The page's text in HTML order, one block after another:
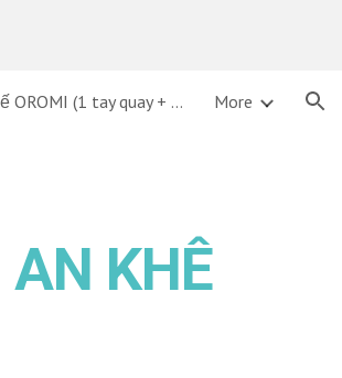
Giường y tế OROMI (1 tay quay + bô vệ sinh)) More
AN KHÊ